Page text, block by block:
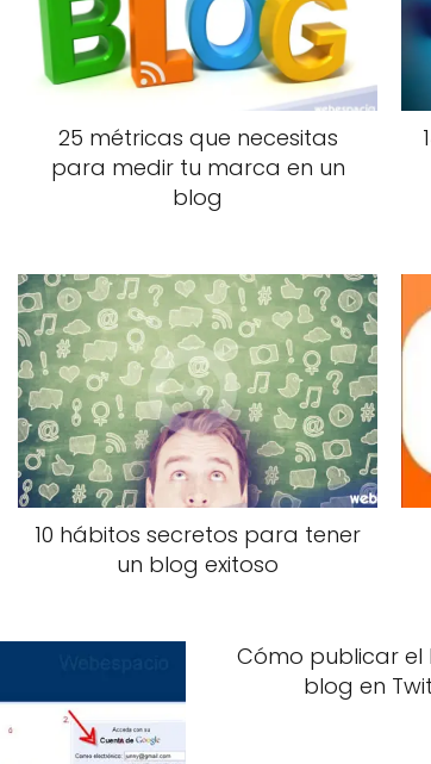
25 métricas que necesitas
para medir tu marca en un
blog
10 hábitos secretos para tener
un blog exitoso
Cómo publicar el
blog en